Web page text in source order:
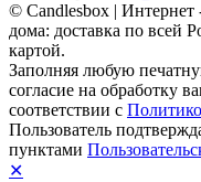
© Candlesbox | Интернет
дома: доставка по всей
картой.
Заполняя любую
согласие на обработку
соответствии с
Пользователь
пунктами
✕